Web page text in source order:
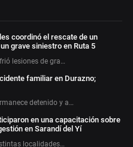
coordinó el rescate de un
grave siniestro en Ruta 5
lesiones de gra…
familiar en Durazno;
detenido y a…
en una capacitación sobre
en Sarandí del Yí
localidades…